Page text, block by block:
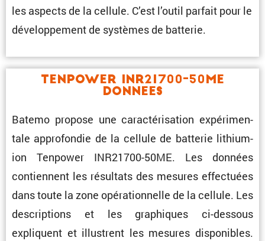
les aspects de la cellule. C’est l’outil parfait pour le
dévelop­pe­ment de systèmes de batterie.
Tenpower INR21700-50ME
Donnees
Batemo propose une carac­té­ri­sa­tion expéri­men­
tale appro­fondie de la cellule de batterie lithium-
ion Tenpower INR21700-50ME. Les données
contiennent les résul­tats des mesures effec­tuées
dans toute la zone opéra­tion­nelle de la cellule. Les
descrip­tions et les graphiques ci-dessous
expliquent et illus­trent les mesures dispo­nibles.